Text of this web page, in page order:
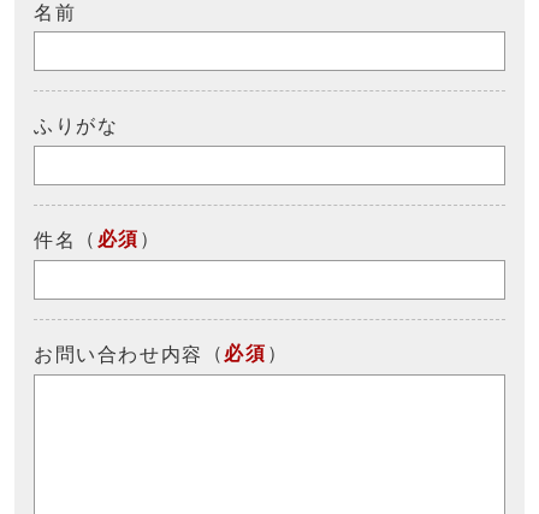
名前
ふりがな
件名 （ 必須 ）
お問い合わせ内容 （ 必須 ）